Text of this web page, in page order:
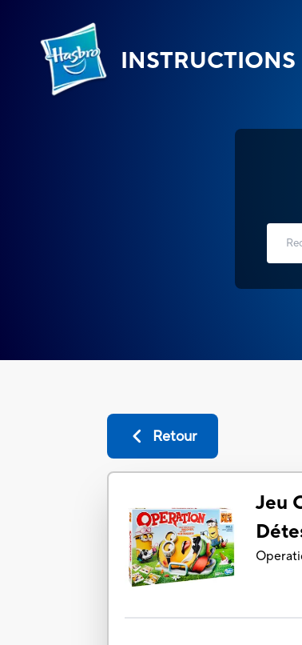
INSTRUCTIONS
Retour
Jeu